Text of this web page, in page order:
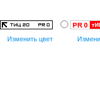
Изменить цвет